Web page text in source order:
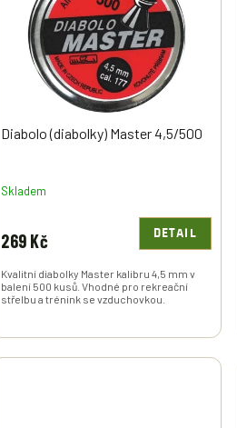
Diabolo (diabolky) Master 4,5/500
Skladem
269 Kč DETAIL
Kvalitní diabolky Master kalibru 4,5 mm v
balení 500 kusů. Vhodné pro rekreační
střelbu a trénink se vzduchovkou.